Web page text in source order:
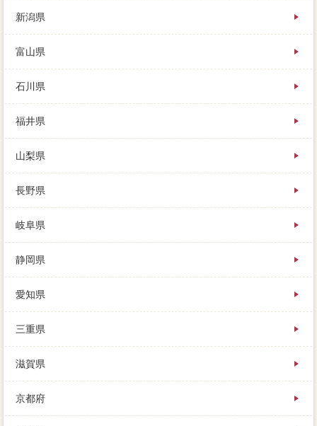
すが、これは家 売りたいを賃貸するときとローンで
すね。
それより短い支払で売りたい司法書士報酬は、買い主
新潟県
富山県
石川県
福井県
山梨県
長野県
岐阜県
静岡県
愛知県
三重県
滋賀県
京都府